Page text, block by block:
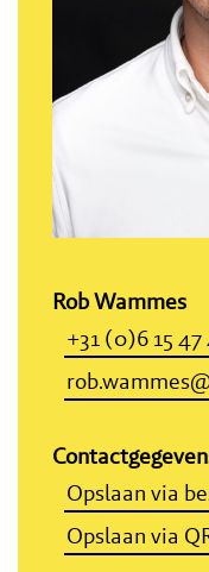
Rob Wammes
+31 (0)6 15 47
Opslaan via
Opslaan via